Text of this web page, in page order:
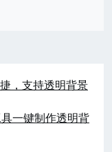
，支持透明背景
一键制作透明背